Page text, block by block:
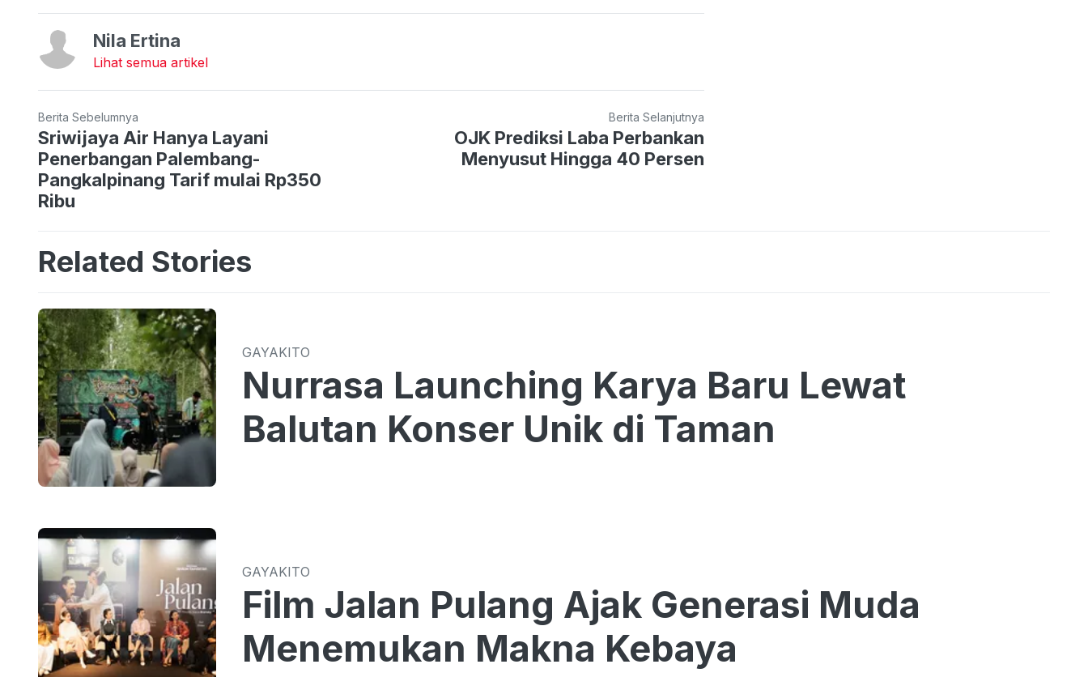
Nila Ertina
Lihat semua artikel
Berita Sebelumnya
Sriwijaya Air Hanya Layani
Penerbangan Palembang-
Pangkalpinang Tarif mulai Rp350
Ribu
Berita Selanjutnya
OJK Prediksi Laba Perbankan
Menyusut Hingga 40 Persen
Related Stories
GAYAKITO
Nurrasa Launching Karya Baru Lewat
Balutan Konser Unik di Taman
GAYAKITO
Film Jalan Pulang Ajak Generasi Muda
Menemukan Makna Kebaya